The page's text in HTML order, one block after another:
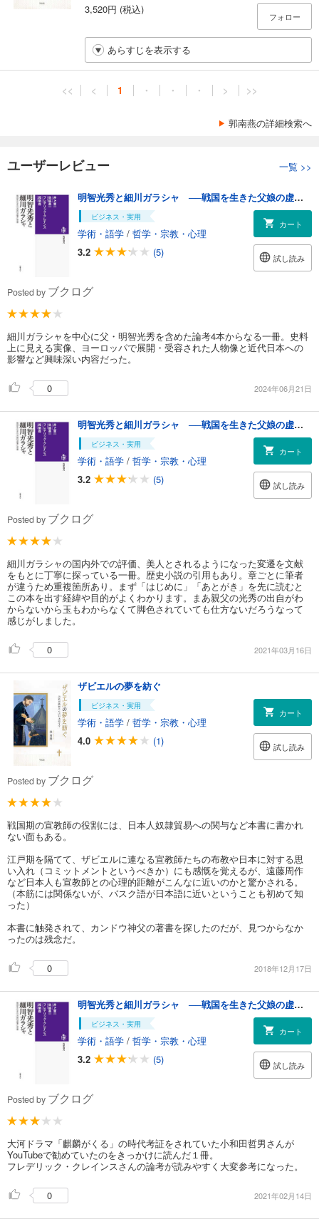
3,520円 (税込)
フォロー
あらすじを表示する
<< < 1 ・ ・ ・ > >>
郭南燕の詳細検索へ
ユーザーレビュー 一覧 >>
明智光秀と細川ガラシャ ──戦国を生きた父娘の虚像と実像
ビジネス・実用
学術・語学 / 哲学・宗教・心理
3.2
(5)
カート
試し読み
Posted by ブクログ
細川ガラシャを中心に父・明智光秀を含めた論考4本からなる一冊。史料
上に見える実像、ヨーロッパで展開・受容された人物像と近代日本への
影響など興味深い内容だった。
0 2024年06月21日
明智光秀と細川ガラシャ ──戦国を生きた父娘の虚像と実像
ビジネス・実用
学術・語学 / 哲学・宗教・心理
3.2
(5)
カート
試し読み
Posted by ブクログ
細川ガラシャの国内外での評価、美人とされるようになった変遷を文献
をもとに丁寧に探っている一冊。歴史小説の引用もあり。章ごとに筆者
が違うため重複箇所あり。まず「はじめに」「あとがき」を先に読むと
この本を出す経緯や目的がよくわかります。まあ親父の光秀の出自がわ
からないから玉もわからなくて脚色されていても仕方ないだろうなって
感じがしました。
0 2021年03月16日
ザビエルの夢を紡ぐ
ビジネス・実用
学術・語学 / 哲学・宗教・心理
4.0
(1)
カート
試し読み
Posted by ブクログ
戦国期の宣教師の役割には、日本人奴隷貿易への関与など本書に書かれ
ない面もある。
江戸期を隔てて、ザビエルに連なる宣教師たちの布教や日本に対する思
い入れ（コミットメントというべきか）にも感慨を覚えるが、遠藤周作
など日本人も宣教師との心理的距離がこんなに近いのかと驚かされる。
（本筋には関係ないが、バスク語が日本語に近いということも初めて知
った）
本書に触発されて、カンドウ神父の著書を探したのだが、見つからなか
ったのは残念だ。
0 2018年12月17日
明智光秀と細川ガラシャ ──戦国を生きた父娘の虚像と実像
ビジネス・実用
学術・語学 / 哲学・宗教・心理
3.2
(5)
カート
試し読み
Posted by ブクログ
大河ドラマ「麒麟がくる」の時代考証をされていた小和田哲男さんが
YouTubeで勧めていたのをきっかけに読んだ１冊。
フレデリック・クレインスさんの論考が読みやすく大変参考になった。
0 2021年02月14日